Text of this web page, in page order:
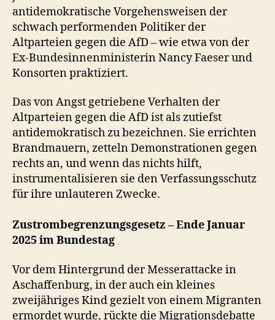
antidemokratische Vorgehensweisen der
schwach performenden Politiker der
Altparteien gegen die AfD – wie etwa von der
Ex-Bundesinnenministerin Nancy Faeser und
Konsorten praktiziert.
Das von Angst getriebene Verhalten der
Altparteien gegen die AfD ist als zutiefst
antidemokratisch zu bezeichnen. Sie errichten
Brandmauern, zetteln Demonstrationen gegen
rechts an, und wenn das nichts hilft,
instrumentalisieren sie den Verfassungsschutz
für ihre unlauteren Zwecke.
Zustrombegrenzungsgesetz – Ende Januar
2025 im Bundestag
Vor dem Hintergrund der Messerattacke in
Aschaffenburg, in der auch ein kleines
zweijähriges Kind gezielt von einem Migranten
ermordet wurde, rückte die Migrationsdebatte